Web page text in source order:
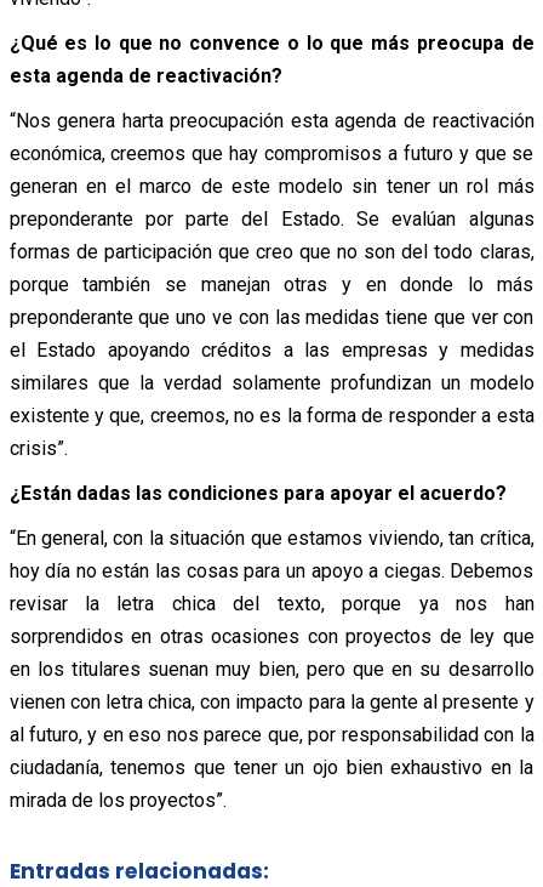
¿Qué es lo que no convence o lo que más preocupa de
esta agenda de reactivación?
“Nos genera harta preocupación esta agenda de reactivación
económica, creemos que hay compromisos a futuro y que se
generan en el marco de este modelo sin tener un rol más
preponderante por parte del Estado. Se evalúan algunas
formas de participación que creo que no son del todo claras,
porque también se manejan otras y en donde lo más
preponderante que uno ve con las medidas tiene que ver con
el Estado apoyando créditos a las empresas y medidas
similares que la verdad solamente profundizan un modelo
existente y que, creemos, no es la forma de responder a esta
crisis”.
¿Están dadas las condiciones para apoyar el acuerdo?
“En general, con la situación que estamos viviendo, tan crítica,
hoy día no están las cosas para un apoyo a ciegas. Debemos
revisar la letra chica del texto, porque ya nos han
sorprendidos en otras ocasiones con proyectos de ley que
en los titulares suenan muy bien, pero que en su desarrollo
vienen con letra chica, con impacto para la gente al presente y
al futuro, y en eso nos parece que, por responsabilidad con la
ciudadanía, tenemos que tener un ojo bien exhaustivo en la
mirada de los proyectos”.
Entradas relacionadas: